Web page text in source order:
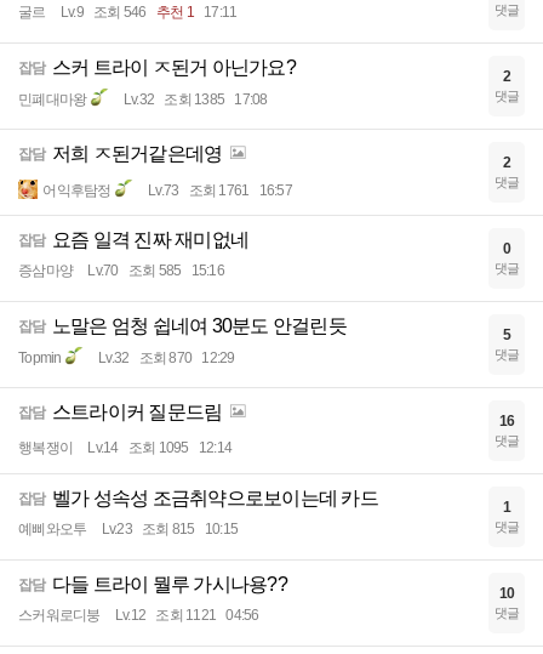
굴르 Lv.9 조회 546 추천 1 17:11 댓글
잡담 스커 트라이 ㅈ된거 아닌가요?
민폐대마왕 Lv.32 조회 1385 17:08
2
댓글
잡담 저희 ㅈ된거같은데영
어익후탐정 Lv.73 조회 1761 16:57
2
댓글
잡담 요즘 일격 진짜 재미없네
증삼마양 Lv.70 조회 585 15:16
0
댓글
잡담 노말은 엄청 쉽네여 30분도 안걸린듯
Topmin Lv.32 조회 870 12:29
5
댓글
잡담 스트라이커 질문드림
행복쟁이 Lv.14 조회 1095 12:14
16
댓글
잡담 벨가 성속성 조금취약으로보이는데 카드
예삐와오투 Lv.23 조회 815 10:15
1
댓글
잡담 다들 트라이 뭘루 가시나용??
스커워로디붕 Lv.12 조회 1121 04:56
10
댓글